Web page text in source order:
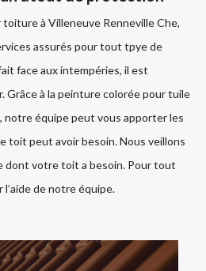
à Villeneuve Renneville Che,
assurés pour tout tpye de
face aux intempéries, il est
Grâce à la peinture colorée pour tuile
notre équipe peut vous apporter les
toit peut avoir besoin. Nous veillons
dont votre toit a besoin. Pour tout
de notre équipe.